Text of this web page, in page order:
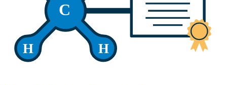
C
H H